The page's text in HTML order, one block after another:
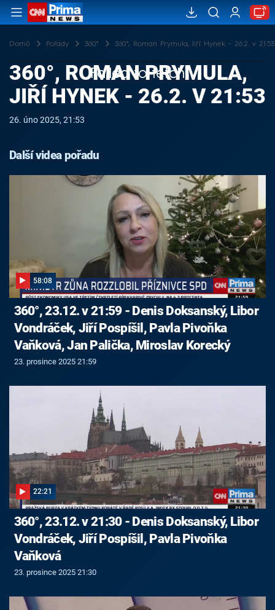
Domů Pořady 360° 360°, Roman Prymula, Jiří Hynek - 26.2. v 21:53
Failed to fetch
360°, ROMAN PRYMULA,
JIŘÍ HYNEK - 26.2. V 21:53
26. úno 2025, 21:53
Další videa pořadu
58:08
360°, 23.12. v 21:59 - Denis Doksanský, Libor
Vondráček, Jiří Pospíšil, Pavla Pivoňka
Vaňková, Jan Palička, Miroslav Korecký
23. prosince 2025 21:59
22:21
360°, 23.12. v 21:30 - Denis Doksanský, Libor
Vondráček, Jiří Pospíšil, Pavla Pivoňka
Vaňková
23. prosince 2025 21:30